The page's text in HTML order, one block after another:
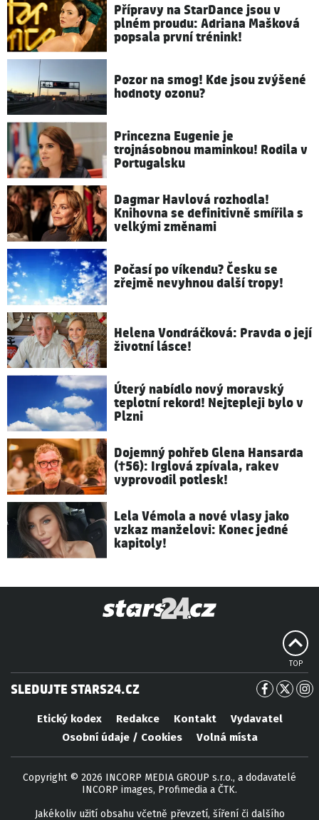
Přípravy na StarDance jsou v
plném proudu: Adriana Mašková
popsala první trénink!
Pozor na smog! Kde jsou zvýšené
hodnoty ozonu?
Princezna Eugenie je
trojnásobnou maminkou! Rodila v
Portugalsku
Dagmar Havlová rozhodla!
Knihovna se definitivně smířila s
velkými změnami
Počasí po víkendu? Česku se
zřejmě nevyhnou další tropy!
Helena Vondráčková: Pravda o její
životní lásce!
Úterý nabídlo nový moravský
teplotní rekord! Nejtepleji bylo v
Plzni
Dojemný pohřeb Glena Hansarda
(†56): Irglová zpívala, rakev
vyprovodil potlesk!
Lela Vémola a nové vlasy jako
vzkaz manželovi: Konec jedné
kapitoly!
TOP
SLEDUJTE STARS24.CZ
Etický kodex Redakce Kontakt
Vydavatel
Osobní údaje / Cookies
Volná místa
Copyright © 2026 INCORP MEDIA GROUP s.r.o., a dodavatelé
INCORP images, Profimedia a ČTK.
Jakékoliv užití obsahu včetně převzetí, šíření či dalšího